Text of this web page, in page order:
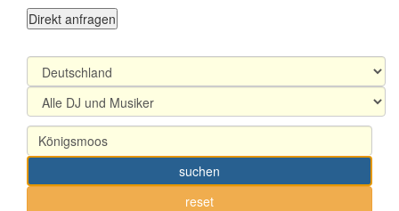
Direkt anfragen
suchen
reset